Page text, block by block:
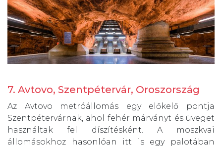
7. Avtovo, Szentpétervár, Oroszország
Az Avtovo metróállomás egy előkelő pontja
Szentpétervárnak, ahol fehér márványt és üveget
használtak fel díszítésként. A moszkvai
állomásokhoz hasonlóan itt is egy palotában